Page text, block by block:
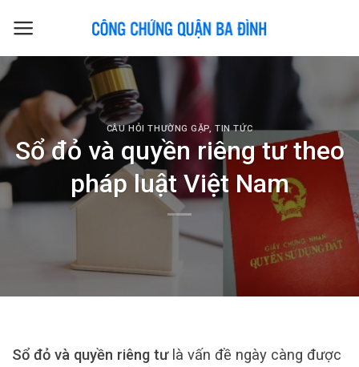
CÂU HỎI THƯỜNG GẶP,TIN TỨC
Sổ đỏ và quyền riêng tư theo
pháp luật Việt Nam
Sổ đỏ và quyền riêng tưlà vấn đề ngày càng được